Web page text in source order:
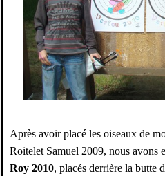
Après avoir placé les oiseaux de
Roitelet Samuel 2009, nous avons
Roy 2010, placés derrière la butte